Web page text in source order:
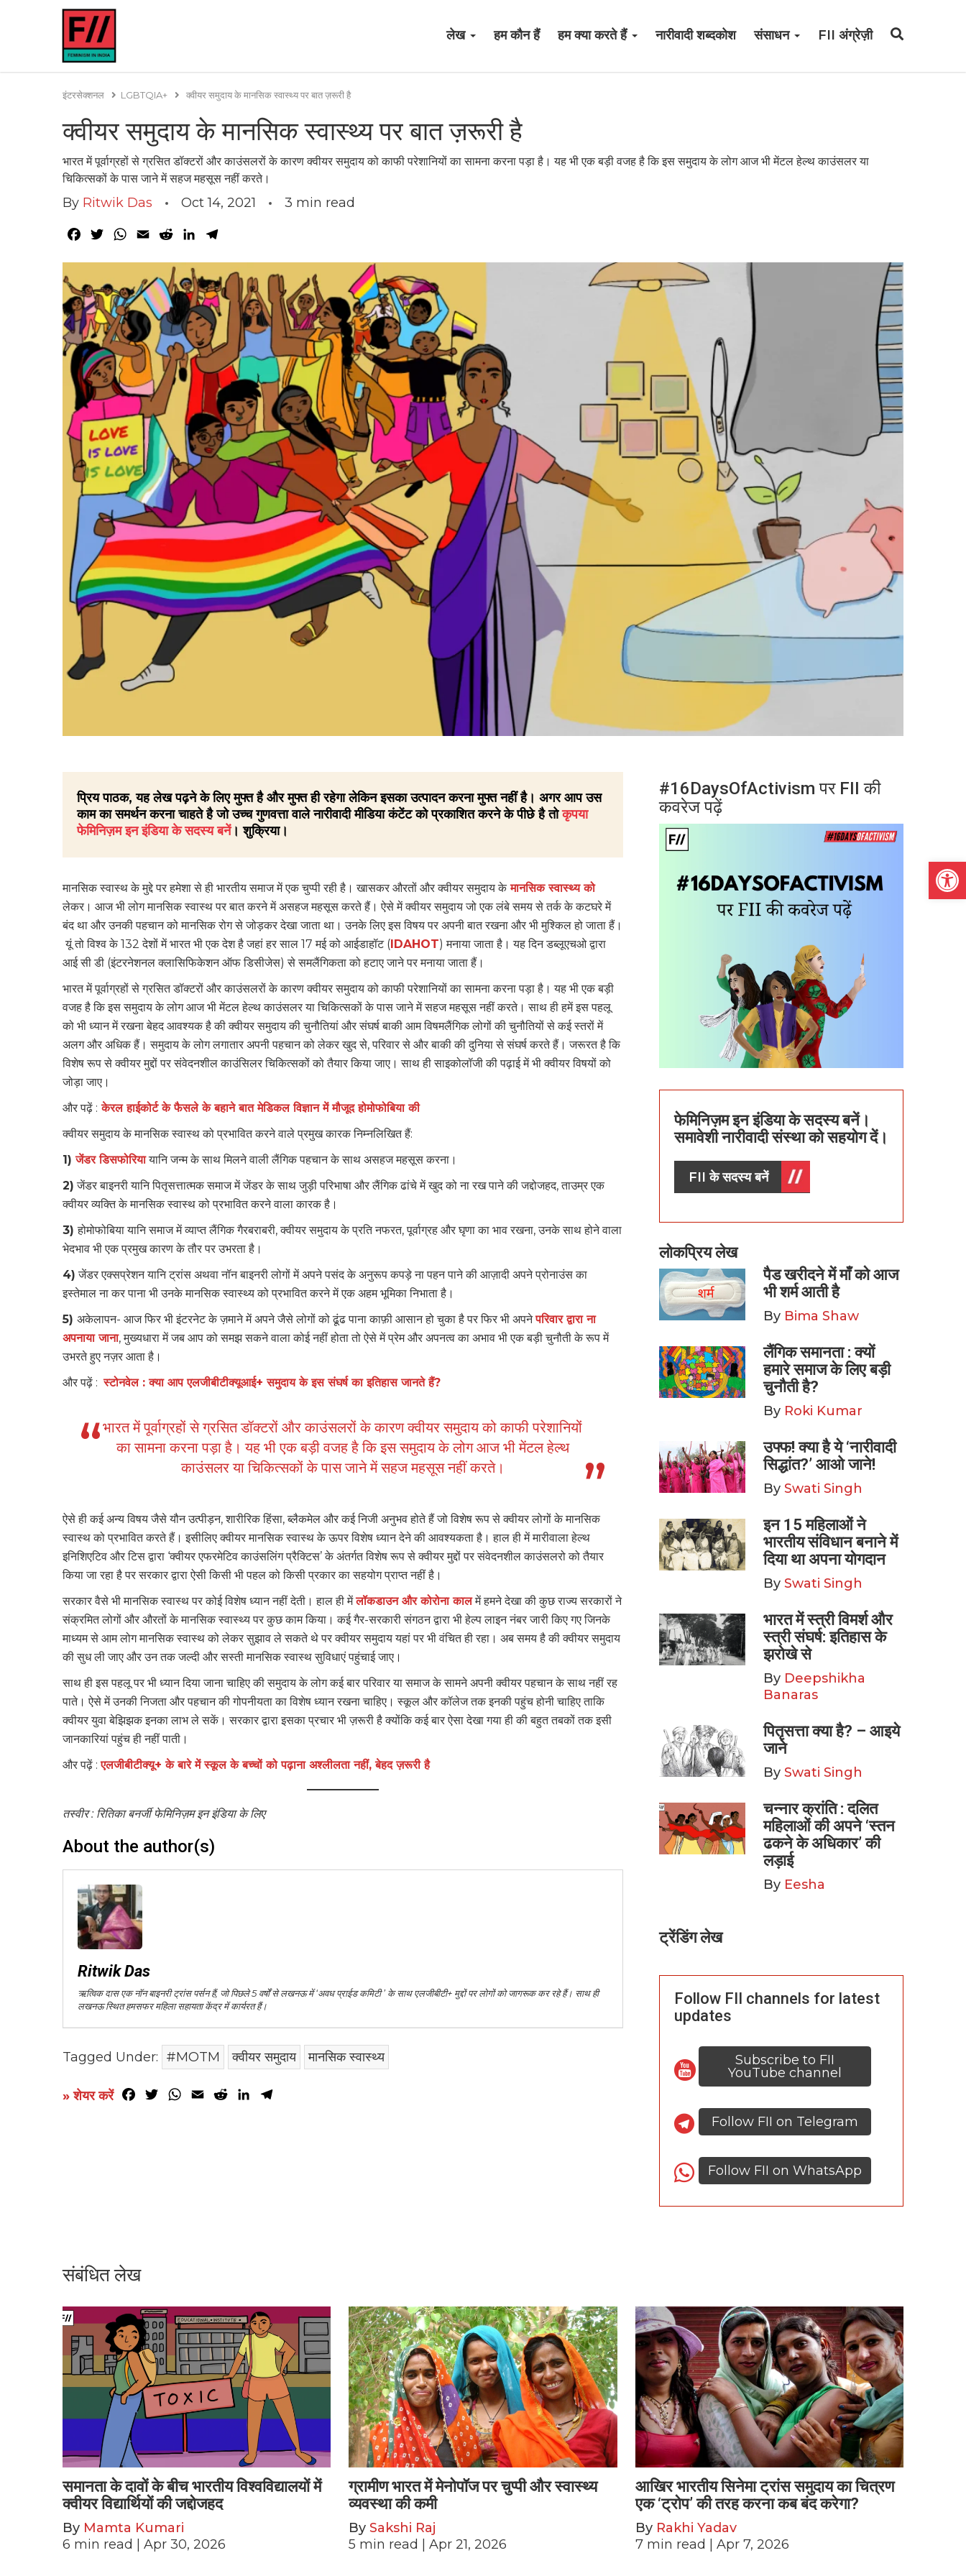
लेख हम कौन हैं हम क्या करते हैं नारीवादी शब्दकोश संसाधन FII अंग्रेज़ी
इंटरसेक्शनल LGBTQIA+ क्वीयर समुदाय के मानसिक स्वास्थ्य पर बात ज़रूरी है
क्वीयर समुदाय के मानसिक स्वास्थ्य पर बात ज़रूरी है
भारत में पूर्वाग्रहों से ग्रसित डॉक्टरों और काउंसलरों के कारण क्वीयर समुदाय को काफी परेशानियों का सामना करना पड़ा है। यह भी एक बड़ी वजह है कि इस समुदाय के लोग आज भी मेंटल हेल्थ काउंसलर या
चिकित्सकों के पास जाने में सहज महसूस नहीं करते।
By Ritwik Das Oct 14, 2021 3 min read
Facebook
TwitterWhatsApp
Email RedditLinkedIn
प्रिय पाठक, यह लेख पढ़ने के लिए मुफ्त है और मुफ्त ही रहेगा लेकिन इसका उत्पादन करना मुफ्त नहीं है। अगर आप उस
काम का समर्थन करना चाहते है जो उच्च गुणवत्ता वाले नारीवादी मीडिया कंटेंट को प्रकाशित करने के पीछे है तोकृपया
फेमिनिज़म इन इंडिया के सदस्य बनें। शुक्रिया।
मानसिक स्वास्थ के मुद्दे पर हमेशा से ही भारतीय समाज में एक चुप्पी रही है। खासकर औरतों और क्वीयर समुदाय केमानसिक स्वास्थ्य को
लेकर। आज भी लोग मानसिक स्वास्थ पर बात करने में असहज महसूस करते हैं। ऐसे में क्वीयर समुदाय जो एक लंबे समय से तर्क के कटघरे में
बंद था और उनकी पहचान को मानसिक रोग से जोड़कर देखा जाता था। उनके लिए इस विषय पर अपनी बात रखना और भी मुश्किल हो जाता हैं।
यूं तो विश्व के 132 देशों में भारत भी एक देश है जहां हर साल 17 मई को आईडाहॉट (IDAHOT) मनाया जाता है। यह दिन डब्लूएचओ द्वारा
आई सी डी (इंटरनेशनल क्लासिफिकेशन ऑफ डिसीजेस) से समलैंगिकता को हटाए जाने पर मनाया जाता हैं।
भारत में पूर्वाग्रहों से ग्रसित डॉक्टरों और काउंसलरों के कारण क्वीयर समुदाय को काफी परेशानियों का सामना करना पड़ा है। यह भी एक बड़ी
वजह है कि इस समुदाय के लोग आज भी मेंटल हेल्थ काउंसलर या चिकित्सकों के पास जाने में सहज महसूस नहीं करते। साथ ही हमें इस पहलू
को भी ध्यान में रखना बेहद आवश्यक है की क्वीयर समुदाय की चुनौतियां और संघर्ष बाकी आम विषमलैंगिक लोगों की चुनौतियों से कई स्तरों में
अलग और अधिक हैं। समुदाय के लोग लगातार अपनी पहचान को लेकर खुद से, परिवार से और बाकी की दुनिया से संघर्ष करते हैं। जरूरत है कि
विशेष रूप से क्वीयर मुद्दों पर संवेदनशील काउंसिलर चिकित्सकों को तैयार किया जाए। साथ ही साइकोलॉजी की पढ़ाई में भी क्वीयर विषयों को
जोड़ा जाए।
और पढ़ें : केरल हाईकोर्ट के फैसले के बहाने बात मेडिकल विज्ञान में मौजूद होमोफोबिया की
क्वीयर समुदाय के मानसिक स्वास्थ को प्रभावित करने वाले प्रमुख कारक निम्नलिखित हैं:
1)जेंडर डिसफोरियायानि जन्म के साथ मिलने वाली लैंगिक पहचान के साथ असहज महसूस करना।
2) जेंडर बाइनरी यानि पितृसत्तात्मक समाज में जेंडर के साथ जुड़ी परिभाषा और लैंगिक ढांचे में खुद को ना रख पाने की जद्दोजहद, ताउम्र एक
क्वीयर व्यक्ति के मानसिक स्वास्थ को प्रभावित करने वाला कारक है।
3)होमोफोबिया यानि समाज में व्याप्त लैंगिक गैरबराबरी, क्वीयर समुदाय के प्रति नफरत, पूर्वाग्रह और घृणा का भाव रखना, उनके साथ होने वाला
भेदभाव भी एक प्रमुख कारण के तौर पर उभरता है।
4) जेंडर एक्सप्रेशन यानि ट्रांस अथवा नॉन बाइनरी लोगों में अपने पसंद के अनुरूप कपड़े ना पहन पाने की आज़ादी अपने प्रोनाउंस का
इस्तेमाल ना कर पाना भी उनके मानसिक स्वास्थ्य को प्रभावित करने में एक अहम भूमिका निभाता है।
5) अकेलापन- आज फिर भी इंटरनेट के ज़माने में अपने जैसे लोगों को ढूंढ पाना काफ़ी आसान हो चुका है पर फिर भी अपनेपरिवार द्वारा ना
अपनाया जाना, मुख्यधारा में जब आप को समझ सकने वाला कोई नहीं होता तो ऐसे में प्रेम और अपनत्व का अभाव भी एक बड़ी चुनौती के रूप में
उभरते हुए नज़र आता है।
और पढ़ें :स्टोनवेल : क्या आप एलजीबीटीक्यूआई+ समुदाय के इस संघर्ष का इतिहास जानते हैं?
भारत में पूर्वाग्रहों से ग्रसित डॉक्टरों और काउंसलरों के कारण क्वीयर समुदाय को काफी परेशानियों
का सामना करना पड़ा है। यह भी एक बड़ी वजह है कि इस समुदाय के लोग आज भी मेंटल हेल्थ
काउंसलर या चिकित्सकों के पास जाने में सहज महसूस नहीं करते।
ऐसे ही कई अन्य विषय जैसे यौन उत्पीड़न, शारीरिक हिंसा, ब्लैकमेल और कई निजी अनुभव होते हैं जो विशेष रूप से क्वीयर लोगों के मानसिक
स्वास्थ को प्रभावित करते हैं। इसीलिए क्वीयर मानसिक स्वास्थ के ऊपर विशेष ध्यान देने की आवश्यकता है। हाल ही में मारीवाला हेल्थ
इनिशिएटिव और टिस द्वारा ‘क्वीयर एफरमेटिव काउंसलिंग प्रैक्टिस’ के अंतर्गत विशेष रूप से क्वीयर मुद्दों पर संवेदनशील काउंसलरो को तैयार
किया जा रहा है पर सरकार द्वारा ऐसी किसी भी पहल को किसी प्रकार का सहयोग प्राप्त नहीं है।
सरकार वैसे भी मानसिक स्वास्थ पर कोई विशेष ध्यान नहीं देती। हाल ही मेंलॉकडाउन और कोरोना कालमें हमने देखा की कुछ राज्य सरकारों ने
संक्रमित लोगों और औरतों के मानसिक स्वास्थ्य पर कुछ काम किया। कई गैर-सरकारी संगठन द्वारा भी हेल्प लाइन नंबर जारी किए गए जिनके
माध्यम से आम लोग मानसिक स्वास्थ को लेकर सुझाव ले सकते थे पर क्वीयर समुदाय यहां पर भी वंचित ही रहा। अब समय है की क्वीयर समुदाय
की सुध ली जाए और उन तक जल्दी और सस्ती मानसिक स्वास्थ सुविधाएं पहुंचाई जाए।
साथ ही इस पहलू पर भी ध्यान दिया जाना चाहिए की समुदाय के लोग कई बार परिवार या समाज के सामने अपनी क्वीयर पहचान के साथ नहीं रह
पाते। ऐसे में उनकी निजता और पहचान की गोपनीयता का विशेष ध्यान रखना चाहिए। स्कूल और कॉलेज तक इनकी पहुंच होनी चाहिए ताकि
क्वीयर युवा बेझिझक इनका लाभ ले सकें। सरकार द्वारा इसका प्रचार भी ज़रूरी है क्योंकि कई बार ऐसा देखा गया ही की बहुत तबकों तक इसी
जानकारियां पहुंच ही नहीं पाती।
और पढ़ें :एलजीबीटीक्यू+ के बारे में स्कूल के बच्चों को पढ़ाना अश्लीलता नहीं, बेहद ज़रूरी है
तस्वीर : रितिका बनर्जी फेमिनिज़म इन इंडिया के लिए
About the author(s)
Ritwik Das
ऋत्विक दास एक नॉन बाइनरी ट्रांस पर्सन हैं, जो पिछले 5 वर्षों से लखनऊ में ‘अवध प्राईड कमिटी ’ के साथ एलजीबीटी+ मुद्दों पर लोगों को जागरूक कर रहे हैं। साथ ही
लखनऊ स्थित हमसफर महिला सहायता केंद्र में कार्यरत हैं।
Tagged Under: #MOTM क्वीयर समुदाय मानसिक स्वास्थ्य
» शेयर करें Facebook
TwitterWhatsApp
Email RedditLinkedIn
#16DaysOfActivism पर FII की
कवरेज पढ़ें
फेमिनिज़म इन इंडिया के सदस्य बनें।
समावेशी नारीवादी संस्था को सहयोग दें।
FII के सदस्य बनें
लोकप्रिय लेख
पैड खरीदने में माँ को आज
भी शर्म आती है
By Bima Shaw
लैंगिक समानता : क्यों
हमारे समाज के लिए बड़ी
चुनौती है?
By Roki Kumar
उफ्फ! क्या है ये ‘नारीवादी
सिद्धांत?’ आओ जाने!
By Swati Singh
इन 15 महिलाओं ने
भारतीय संविधान बनाने में
दिया था अपना योगदान
By Swati Singh
भारत में स्त्री विमर्श और
स्त्री संघर्ष: इतिहास के
झरोखे से
By Deepshikha
Banaras
पितृसत्ता क्या है? – आइये
जाने
By Swati Singh
चन्नार क्रांति : दलित
महिलाओं की अपने ‘स्तन
ढकने के अधिकार’ की
लड़ाई
By Eesha
ट्रेंडिंग लेख
Follow FII channels for latest
updates
Subscribe to FII
YouTube channel
Follow FII on Telegram
Follow FII on WhatsApp
संबंधित लेख
समानता के दावों के बीच भारतीय विश्वविद्यालयों में
क्वीयर विद्यार्थियों की जद्दोजहद
By Mamta Kumari
6 min read | Apr 30, 2026
ग्रामीण भारत में मेनोपॉज पर चुप्पी और स्वास्थ्य
व्यवस्था की कमी
BySakshi Raj
5 min read | Apr 21, 2026
आखिर भारतीय सिनेमा ट्रांस समुदाय का चित्रण
एक ‘ट्रोप’ की तरह करना कब बंद करेगा?
By Rakhi Yadav
7 min read | Apr 7, 2026